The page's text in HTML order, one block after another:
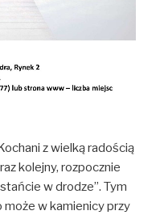
wpiszcie poniżej
z wielką radością
kolejny, rozpocznie
w drodze”. Tym
może w kamienicy przy